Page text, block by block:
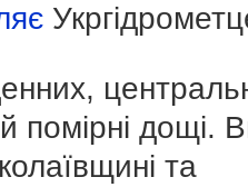
помірні дощі.
та